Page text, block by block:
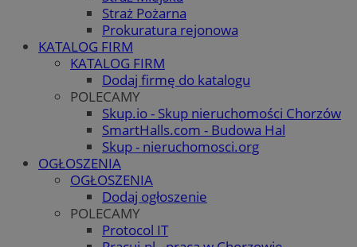
Straż Pożarna
Prokuratura rejonowa
KATALOG FIRM
KATALOG FIRM
Dodaj firmę do katalogu
POLECAMY
Skup.io - Skup nieruchomości Chorzów
SmartHalls.com - Budowa Hal
Skup - nieruchomosci.org
OGŁOSZENIA
OGŁOSZENIA
Dodaj ogłoszenie
POLECAMY
Protocol IT